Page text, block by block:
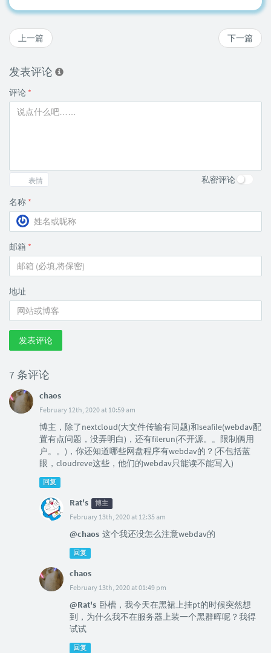
下一篇
上一篇
发表评论
评论 *
表情 私密评论
名称 *
邮箱 *
地址
发表评论
7 条评论
chaos
February 12th, 2020 at 10:59 am
博主，除了nextcloud(大文件传输有问题)和seafile(webdav配
置有点问题，没弄明白)，还有filerun(不开源。。限制俩用
户。。)，你还知道哪些网盘程序有webdav的？(不包括蓝
眼，cloudreve这些，他们的webdav只能读不能写入)
回复
Rat's 博主
February 13th, 2020 at 12:35 am
@chaos 这个我还没怎么注意webdav的
回复
chaos
February 13th, 2020 at 01:49 pm
@Rat's 卧槽，我今天在黑裙上挂pt的时候突然想
到，为什么我不在服务器上装一个黑群晖呢？我得
试试
回复